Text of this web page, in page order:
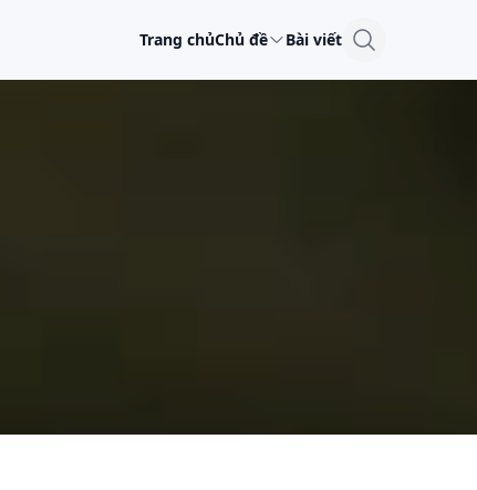
Trang chủChủ đề Bài viết